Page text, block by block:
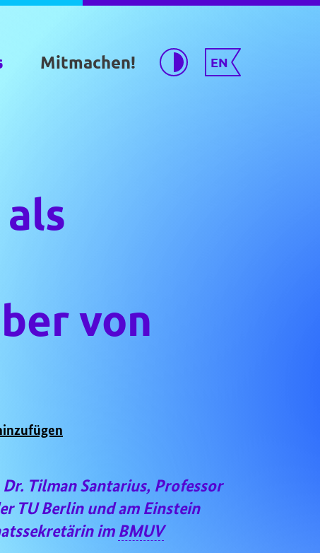
Mitmachen! EN
von
Tilman Santarius, Professor
TU Berlin und am Einstein
im BMUV